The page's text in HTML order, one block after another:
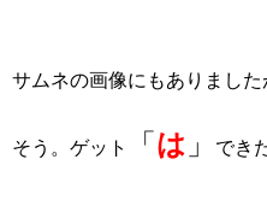
サムネの画像にもありました
そう。ゲット 「 は 」 でき